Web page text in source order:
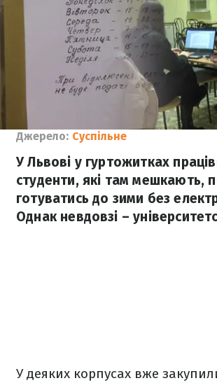
Джерело: Суспільне
У Львові у гуртожитках
студенти, які там мешкають,
готуватись до зими без
Однак невдовзі –
У деяких корпусах вже